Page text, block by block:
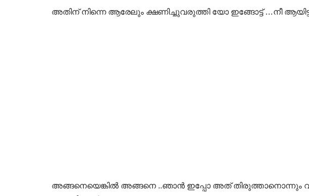
അതിന് നിന്നെ ആരേലും ക്ഷണിച്ചുവരുത്തി യോ ഇങ്ങോട്ട് …നീ
അങ്ങനെയെങ്കിൽ അങ്ങനെ ..ഞാൻ ഇപ്പോ അത് തിരുത്താനൊന്നും